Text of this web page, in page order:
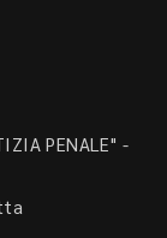
PENALE" -